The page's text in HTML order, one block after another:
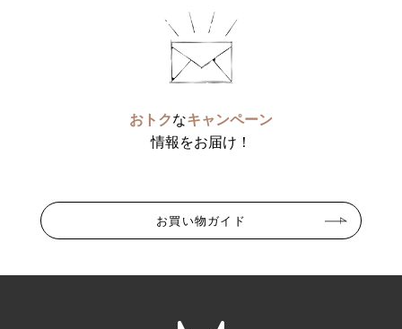
おトクなキャンペーン
情報をお届け！
お買い物ガイド